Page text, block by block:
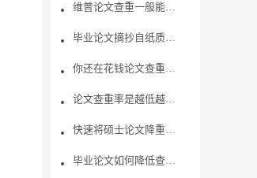
维普论文查重一般能够查几次？论文查重的机制是怎样的呢？
毕业论文摘抄自纸质书籍，论文查重可以检测出吗?
你还在花钱论文查重吗？了解免费论文查重内幕
论文查重率是越低越好吗？
快速将硕士论文降重的方法有哪些？
毕业论文如何降低查重率？论文降重神器好不好用？